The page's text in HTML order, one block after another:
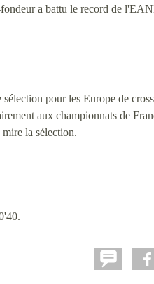
a battu le record de
pour les Europe de
aux championnats de
la sélection.